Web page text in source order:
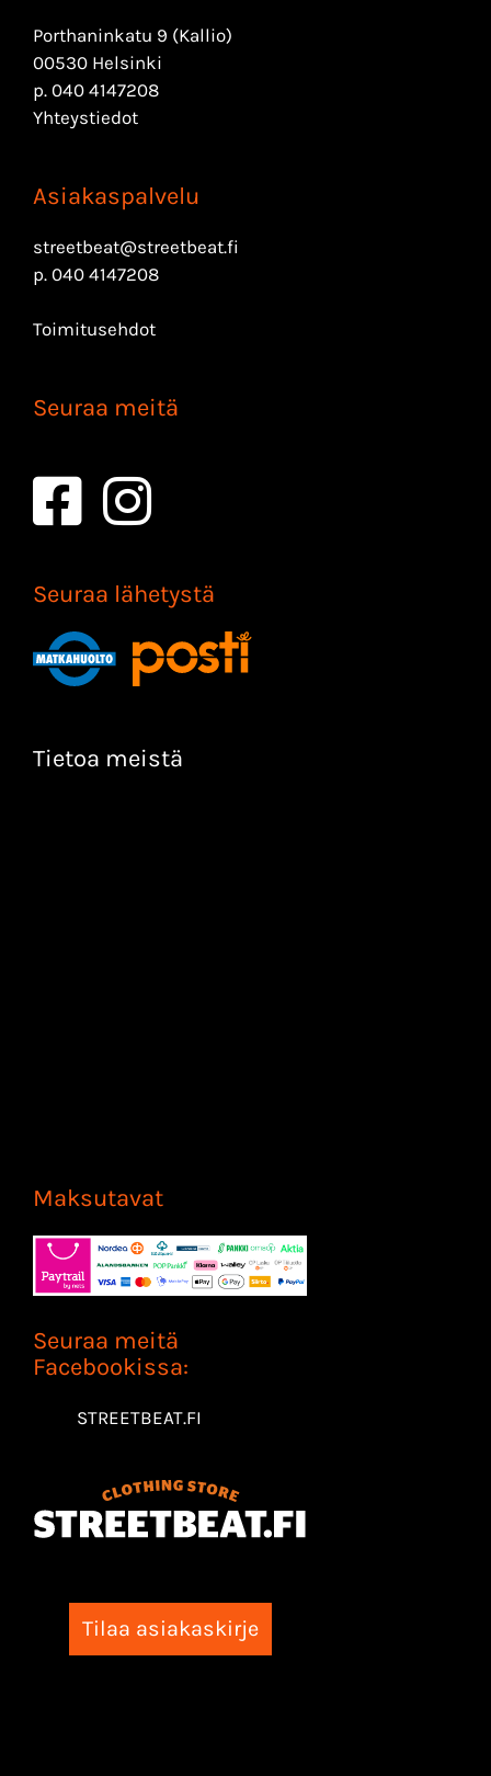
Porthaninkatu 9 (Kallio)
00530 Helsinki
p. 040 4147208
Yhteystiedot
Asiakaspalvelu
streetbeat@streetbeat.fi
p. 040 4147208
Toimitusehdot
Seuraa meitä
Seuraa lähetystä
Tietoa meistä
Maksutavat
Seuraa meitä
Facebookissa:
STREETBEAT.FI